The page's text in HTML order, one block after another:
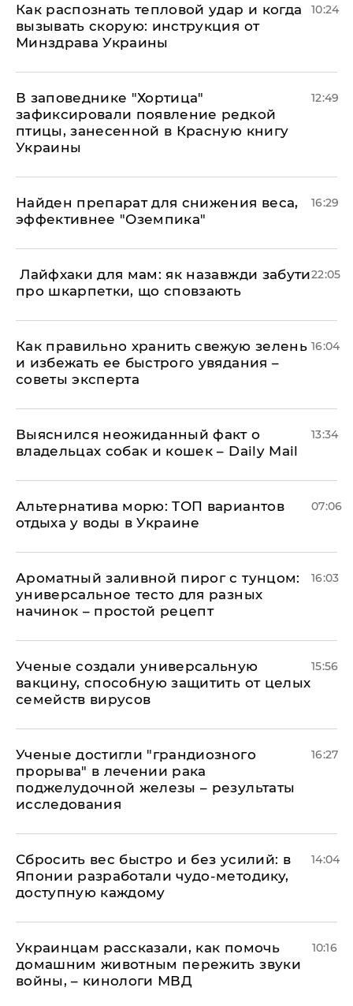
Как распознать тепловой удар и когда
вызывать скорую: инструкция от
Минздрава Украины
10:24
В заповеднике "Хортица"
зафиксировали появление редкой
птицы, занесенной в Красную книгу
Украины
12:49
Найден препарат для снижения веса,
эффективнее "Оземпика"
16:29
​ Лайфхаки для мам: як назавжди забути
про шкарпетки, що сповзають
22:05
Как правильно хранить свежую зелень
и избежать ее быстрого увядания –
советы эксперта
16:04
Выяснился неожиданный факт о
владельцах собак и кошек – Daily Mail
13:34
Альтернатива морю: ТОП вариантов
отдыха у воды в Украине
07:06
Ароматный заливной пирог с тунцом:
универсальное тесто для разных
начинок – простой рецепт
16:03
Ученые создали универсальную
вакцину, способную защитить от целых
семейств вирусов
15:56
Ученые достигли "грандиозного
прорыва" в лечении рака
поджелудочной железы – результаты
исследования
16:27
Сбросить вес быстро и без усилий: в
Японии разработали чудо-методику,
доступную каждому
14:04
Украинцам рассказали, как помочь
домашним животным пережить звуки
войны, – кинологи МВД
10:16